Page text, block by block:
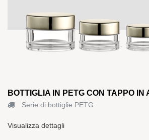
BOTTIGLIA IN PETG CON TAPPO IN
Serie di bottiglie PETG
Visualizza dettagli